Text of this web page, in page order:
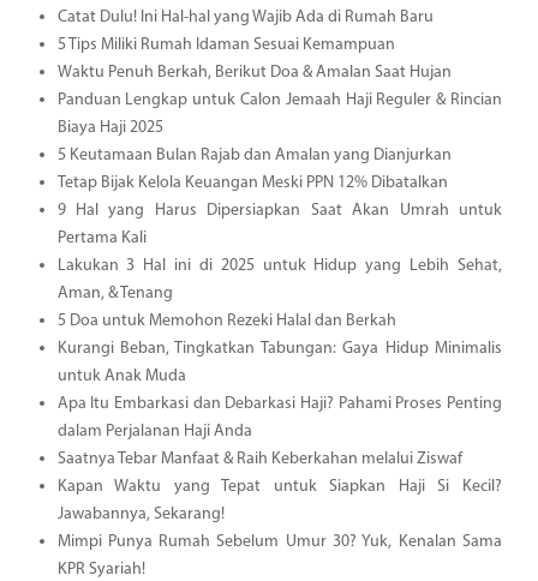
Catat Dulu! Ini Hal-hal yang Wajib Ada di Rumah Baru
5 Tips Miliki Rumah Idaman Sesuai Kemampuan
Waktu Penuh Berkah, Berikut Doa & Amalan Saat Hujan
Panduan Lengkap untuk Calon Jemaah Haji Reguler & Rincian
Biaya Haji 2025
5 Keutamaan Bulan Rajab dan Amalan yang Dianjurkan
Tetap Bijak Kelola Keuangan Meski PPN 12% Dibatalkan
9 Hal yang Harus Dipersiapkan Saat Akan Umrah untuk
Pertama Kali
Lakukan 3 Hal ini di 2025 untuk Hidup yang Lebih Sehat,
Aman, & Tenang
5 Doa untuk Memohon Rezeki Halal dan Berkah
Kurangi Beban, Tingkatkan Tabungan: Gaya Hidup Minimalis
untuk Anak Muda
Apa Itu Embarkasi dan Debarkasi Haji? Pahami Proses Penting
dalam Perjalanan Haji Anda
Saatnya Tebar Manfaat & Raih Keberkahan melalui Ziswaf
Kapan Waktu yang Tepat untuk Siapkan Haji Si Kecil?
Jawabannya, Sekarang!
Mimpi Punya Rumah Sebelum Umur 30? Yuk, Kenalan Sama
KPR Syariah!